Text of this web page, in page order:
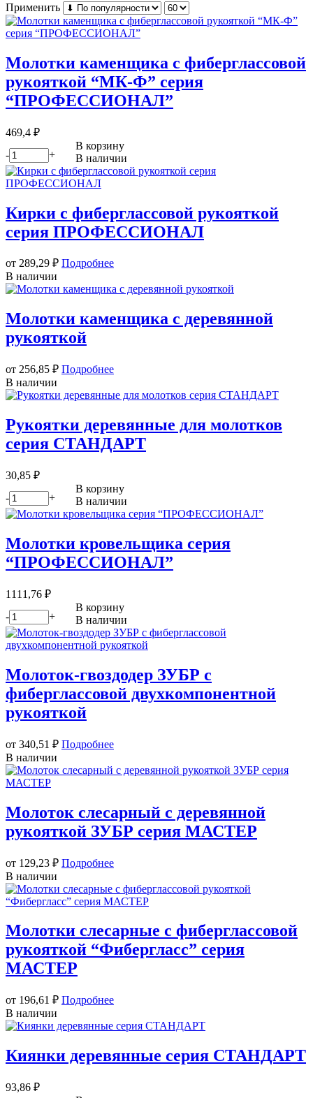
Применить
Молотки каменщика с фиберглассовой
рукояткой “МК-Ф” серия
“ПРОФЕССИОНАЛ”
469,4 ₽
-
+
В корзину
В наличии
Кирки с фиберглассовой рукояткой
серия ПРОФЕССИОНАЛ
от 289,29 ₽ Подробнее
В наличии
Молотки каменщика с деревянной
рукояткой
от 256,85 ₽ Подробнее
В наличии
Рукоятки деревянные для молотков
серия СТАНДАРТ
30,85 ₽
-
+
В корзину
В наличии
Молотки кровельщика серия
“ПРОФЕССИОНАЛ”
1111,76 ₽
-
+
В корзину
В наличии
Молоток-гвоздодер ЗУБР с
фиберглассовой двухкомпонентной
рукояткой
от 340,51 ₽ Подробнее
В наличии
Молоток слесарный с деревянной
рукояткой ЗУБР серия МАСТЕР
от 129,23 ₽ Подробнее
В наличии
Молотки слесарные с фиберглассовой
рукояткой “Фибергласс” серия
МАСТЕР
от 196,61 ₽ Подробнее
В наличии
Киянки деревянные серия СТАНДАРТ
93,86 ₽